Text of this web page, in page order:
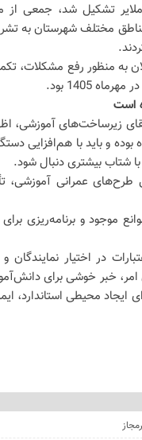
تشکیل شد، جمعی از
مختلف شهرستان به
منظور رفع مشکلات،
1405 بود.
است
زیرساخت‌های آموزشی،
و باید با هم‌افزایی
شتاب بیشتری دنبال شود.
عمرانی آموزشی،
موجود و برنامه‌ریزی
در اختیار
خبر خوشی برای
محیطی استاندارد،